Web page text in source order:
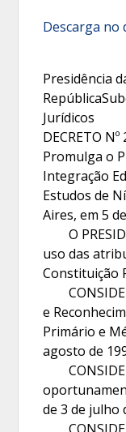
Descarga no
Presidência
Jurídicos
DECRETO
Promulga o
Integração
Estudos de
Aires, em 5
O
uso das
Constituição
e
Primário e
agosto de
de 3 de julho